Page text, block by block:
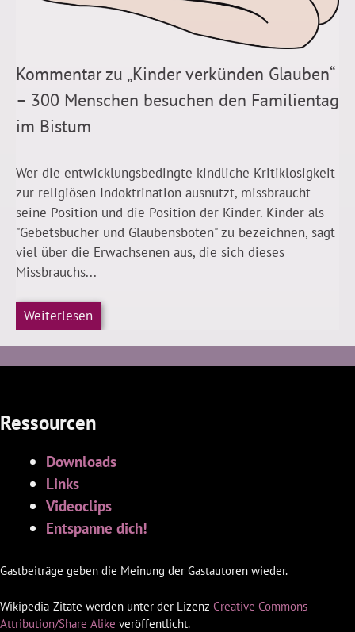
Kommentar zu „Kinder verkünden Glauben“
– 300 Menschen besuchen den Familientag
im Bistum
Wer die entwicklungsbedingte kindliche Kritiklosigkeit
zur religiösen Indoktrination ausnutzt, missbraucht
seine Position und die Position der Kinder. Kinder als
"Gebetsbücher und Glaubensboten" zu bezeichnen, sagt
viel über die Erwachsenen aus, die sich dieses
Missbrauchs...
Weiterlesen
Ressourcen
Downloads
Links
Videoclips
Entspanne dich!
Gastbeiträge geben die Meinung der Gastautoren wieder.
Wikipedia-Zitate werden unter der Lizenz Creative Commons
Attribution/Share Alike veröffentlicht.